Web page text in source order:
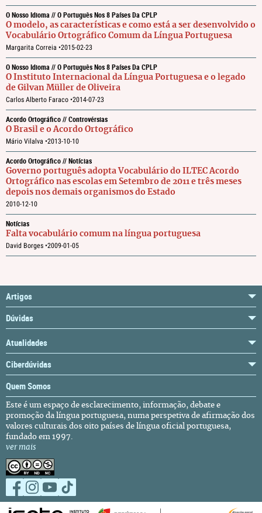
O Nosso Idioma // O Português Nos 8 Países Da CPLP
O modelo, as características e como está a ser desenvolvido o
Vocabulário Ortográfico Comum da Língua Portuguesa
Margarita Correia •2015-02-23
O Nosso Idioma // O Português Nos 8 Países Da CPLP
O Instituto Internacional da Língua Portuguesa e o legado
de Gilvan Müller de Oliveira
Carlos Alberto Faraco •2014-07-23
Acordo Ortográfico // Controvérsias
O Brasil e o Acordo Ortográfico
Mário Vilalva •2013-10-10
Acordo Ortográfico // Notícias
Governo português adopta Vocabulário do ILTEC Acordo
Ortográfico nas escolas em Setembro de 2011 e três meses
depois nos demais organismos do Estado
2010-12-10
Notícias
Falta vocabulário comum na língua portuguesa
David Borges •2009-01-05
Artigos
Dúvidas
Atualidades
Ciberdúvidas
Quem Somos
Este é um espaço de esclarecimento, informação, debate e
promoção da língua portuguesa, numa perspetiva de afirmação dos
valores culturais dos oito países de língua oficial portuguesa,
fundado em 1997.
ver mais